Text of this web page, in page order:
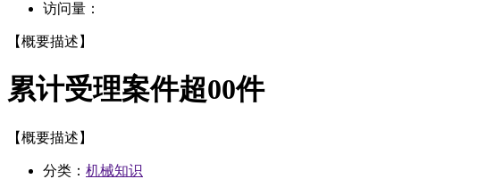
访问量：
【概要描述】
累计受理案件超00件
【概要描述】
分类： 机械知识